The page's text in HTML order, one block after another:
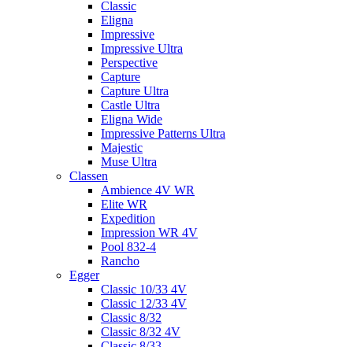
Classic
Eligna
Impressive
Impressive Ultra
Perspective
Capture
Capture Ultra
Castle Ultra
Eligna Wide
Impressive Patterns Ultra
Majestic
Muse Ultra
Classen
Ambience 4V WR
Elite WR
Expedition
Impression WR 4V
Pool 832-4
Rancho
Egger
Classic 10/33 4V
Classic 12/33 4V
Classic 8/32
Classic 8/32 4V